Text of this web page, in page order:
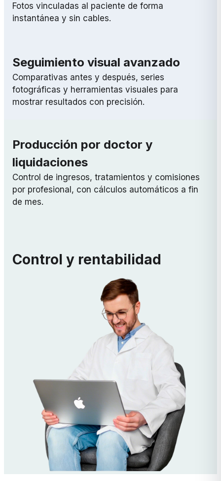
Fotos vinculadas al paciente de forma
instantánea y sin cables.
Seguimiento visual avanzado
Comparativas antes y después, series
fotográficas y herramientas visuales para
mostrar resultados con precisión.
Producción por doctor y
liquidaciones
Control de ingresos, tratamientos y comisiones
por profesional, con cálculos automáticos a fin
de mes.
Control y rentabilidad